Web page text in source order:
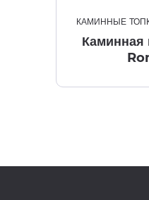
КАМИННЫЕ
Каминная